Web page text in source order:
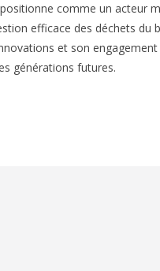
positionne comme un acteur
efficace des déchets du
et son
générations futures.